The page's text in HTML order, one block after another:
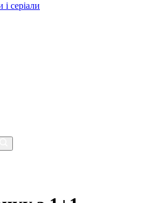
і серіали